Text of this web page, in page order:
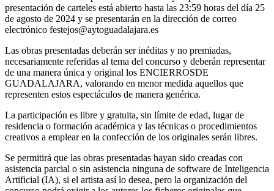
presentación de carteles está abierto hasta las 23:59 horas del día 25
de agosto de 2024 y se presentarán en la dirección de correo
electrónico festejos@aytoguadalajara.es
Las obras presentadas deberán ser inéditas y no premiadas,
necesariamente referidas al tema del concurso y deberán representar
de una manera única y original los ENCIERROSDE
GUADALAJARA, valorando en menor medida aquellos que
representen estos espectáculos de manera genérica.
La participación es libre y gratuita, sin límite de edad, lugar de
residencia o formación académica y las técnicas o procedimientos
creativos a emplear en la confección de los originales serán libres.
Se permitirá que las obras presentadas hayan sido creadas con
asistencia parcial o sin asistencia ninguna de software de Inteligencia
Artificial (IA), si el artista así lo desea, pero la organización del